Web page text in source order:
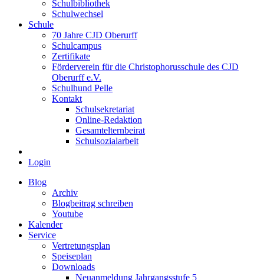
Schulbibliothek
Schulwechsel
Schule
70 Jahre CJD Oberurff
Schulcampus
Zertifikate
Förderverein für die Christophorusschule des CJD
Oberurff e.V.
Schulhund Pelle
Kontakt
Schulsekretariat
Online-Redaktion
Gesamtelternbeirat
Schulsozialarbeit
Login
Blog
Archiv
Blogbeitrag schreiben
Youtube
Kalender
Service
Vertretungsplan
Speiseplan
Downloads
Neuanmeldung Jahrgangsstufe 5